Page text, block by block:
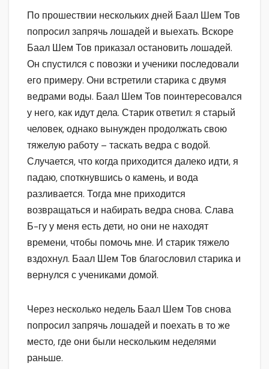
По прошествии нескольких дней Баал Шем Тов
попросил запрячь лошадей и выехать. Вскоре
Баал Шем Тов приказал остановить лошадей.
Он спустился с повозки и ученики последовали
его примеру. Они встретили старика с двумя
ведрами воды. Баал Шем Тов поинтересовался
у него, как идут дела. Старик ответил: я старый
человек, однако вынужден продолжать свою
тяжелую работу – таскать ведра с водой.
Случается, что когда приходится далеко идти, я
падаю, споткнувшись о камень, и вода
разливается. Тогда мне приходится
возвращаться и набирать ведра снова. Слава
Б-гу у меня есть дети, но они не находят
времени, чтобы помочь мне. И старик тяжело
вздохнул. Баал Шем Тов благословил старика и
вернулся с учениками домой.
Через несколько недель Баал Шем Тов снова
попросил запрячь лошадей и поехать в то же
место, где они были нескольким неделями
раньше.